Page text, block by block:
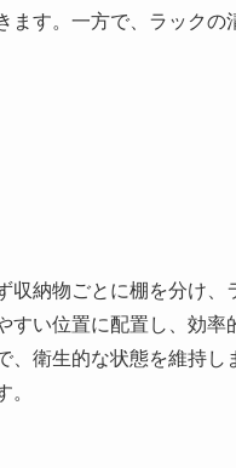
す。一方で、ラック
納物ごとに棚を分け、
い位置に配置し、効率
衛生的な状態を維持
。